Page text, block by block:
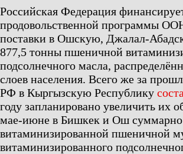
Российская Федерация
продовольственной программы
поставки в Ошскую, Джалал-
877,5 тонны пшеничной
подсолнечного масла,
слоев населения. Всего же за
РФ в Кыргызскую Республику
году запланировано увеличить их
мае-июне в Бишкек и Ош суммарно
витаминизированной пшеничной
витаминизированного